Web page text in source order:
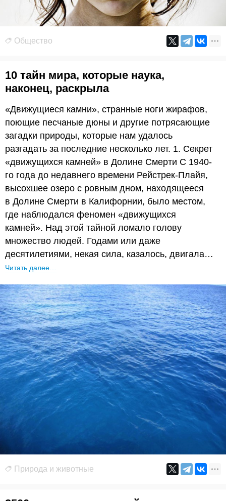
Общество
10 тайн мира, которые наука,
наконец, раскрыла
«Движущиеся камни», странные ноги жирафов,
поющие песчаные дюны и другие потрясающие
загадки природы, которые нам удалось
разгадать за последние несколько лет. 1. Секрет
«движущихся камней» в Долине Смерти С 1940-
го года до недавнего времени Рейстрек-Плайя,
высохшее озеро с ровным дном, находящееся
в Долине Смерти в Калифорнии, было местом,
где наблюдался феномен «движущихся
камней». Над этой тайной ломало голову
множество людей. Годами или даже
десятилетиями, некая сила, казалось, двигала…
Читать далее…
Природа и животные